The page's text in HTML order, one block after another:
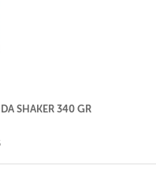
SHAKER 340 GR